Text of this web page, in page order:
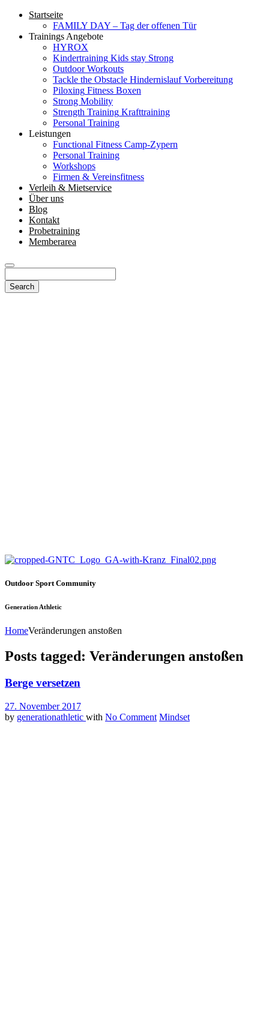
Startseite
FAMILY DAY – Tag der offenen Tür
Trainings Angebote
HYROX
Kindertraining Kids stay Strong
Outdoor Workouts
Tackle the Obstacle Hindernislauf Vorbereitung
Piloxing Fitness Boxen
Strong Mobility
Strength Training Krafttraining
Personal Training
Leistungen
Functional Fitness Camp-Zypern
Personal Training
Workshops
Firmen & Vereinsfitness
Verleih & Mietservice
Über uns
Blog
Kontakt
Probetraining
Memberarea
Outdoor Sport Community
Generation Athletic
HomeVeränderungen anstoßen
Posts tagged: Veränderungen anstoßen
Berge versetzen
27. November 2017
by generationathletic with No Comment Mindset